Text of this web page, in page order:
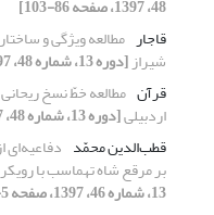
48، 1397، صفحه 86-103]
قاجار مطالعه ویژگی و
شیراز[دوره 13، شماره 48، 1397، صفحه 104-125]
قرآن مطالعه خطّ نسخ
اردبیلی[دوره 13، شماره 48، 1397، صفحه 14-17]
قطب‌الدین محمّد دفاعیه‌ای
بر مرقع شاه تهماسب با
13، شماره 46، 1397، صفحه 5-15]